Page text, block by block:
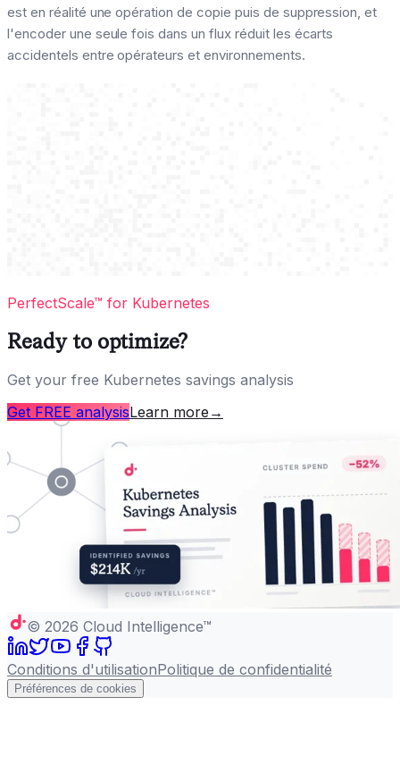
est en réalité une opération de copie puis de suppression, et
l'encoder une seule fois dans un flux réduit les écarts
accidentels entre opérateurs et environnements.
PerfectScale™ for Kubernetes
Ready to optimize?
Get your free Kubernetes savings analysis
Get FREE analysisLearn more →
© 2026 Cloud Intelligence™
Conditions d'utilisationPolitique de confidentialité
Préférences de cookies